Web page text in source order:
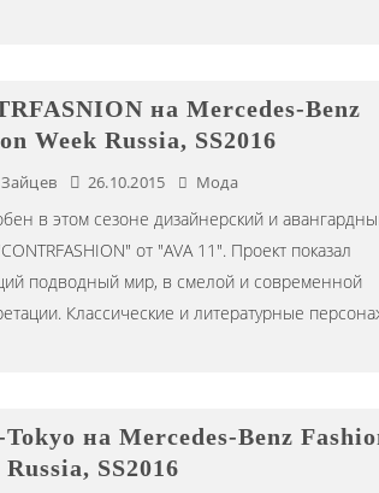
на Mercedes-Benz
Week Russia, SS2016
26.10.2015 Мода
в этом сезоне дизайнерский и
от "AVA 11". Проект показал
подводный мир, в смелой и современной
Классические и литературные
на Mercedes-Benz
SS2016